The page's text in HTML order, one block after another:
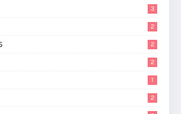
3
2
2
2
1
2